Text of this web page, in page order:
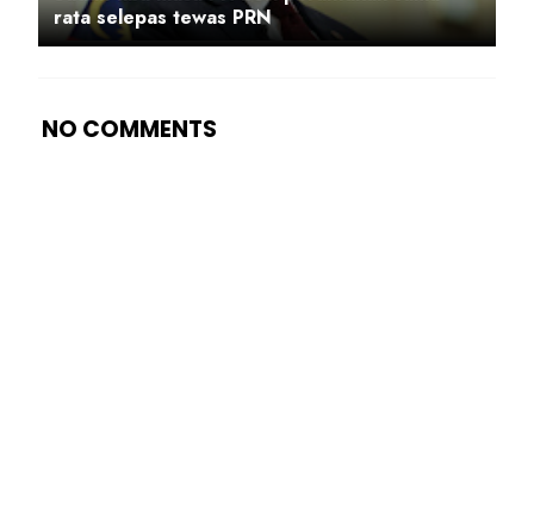
rata selepas tewas PRN
NO COMMENTS